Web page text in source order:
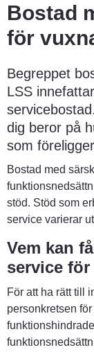
Bostad
för
Begreppet
LSS
dig beror på
som
Bostad med
stöd. Stöd som
service varierar
Vem kan
service
För att ha rätt till
personkretsen